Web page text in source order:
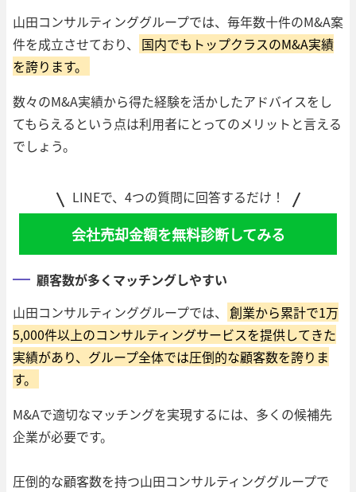
山田コンサルティンググループでは、毎年数十件のM&A案
件を成立させており、
国内でもトップクラスのM&A実績
を誇ります。
数々のM&A実績から得た経験を活かしたアドバイスをし
てもらえるという点は利用者にとってのメリットと言える
でしょう。
LINEで、4つの質問に回答するだけ！
会社売却金額を無料診断してみる
顧客数が多くマッチングしやすい
山田コンサルティンググループでは、 創業から累計で1万
5,000件以上のコンサルティングサービスを提供してきた
実績があり、グループ全体では圧倒的な顧客数を誇りま
す。
M&Aで適切なマッチングを実現するには、多くの候補先
企業が必要です。
圧倒的な顧客数を持つ山田コンサルティンググループで